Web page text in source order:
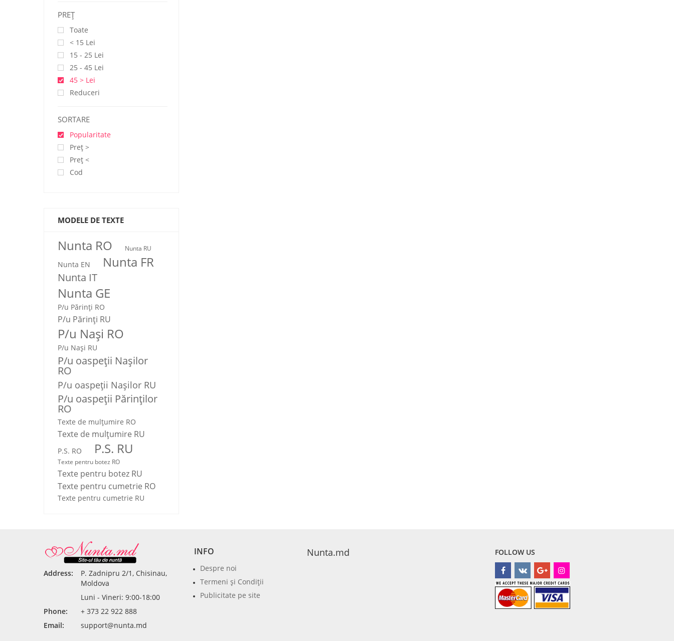
PREŢ
Toate
< 15 Lei
15 - 25 Lei
25 - 45 Lei
45 > Lei
Reduceri
SORTARE
Popularitate
Preţ >
Preţ <
Cod
MODELE DE TEXTE
Nunta RO Nunta RU
Nunta EN Nunta FR
Nunta IT
Nunta GE
P/u Părinți RO
P/u Părinți RU
P/u Nași RO
P/u Nași RU
P/u oaspeții Nașilor
RO
P/u oaspeții Nașilor RU
P/u oaspeţii Părinţilor
RO
Texte de mulţumire RO
Texte de mulţumire RU
P.S. RO P.S. RU
Texte pentru botez RO
Texte pentru botez RU
Texte pentru cumetrie RO
Texte pentru cumetrie RU
Address:
P. Zadnipru 2/1, Chisinau,
Moldova
Luni - Vineri: 9:00-18:00
Phone:
+ 373 22 922 888
Email:
support@nunta.md
INFO
Despre noi
Termeni şi Condiţii
Publicitate pe site
Nunta.md FOLLOW US